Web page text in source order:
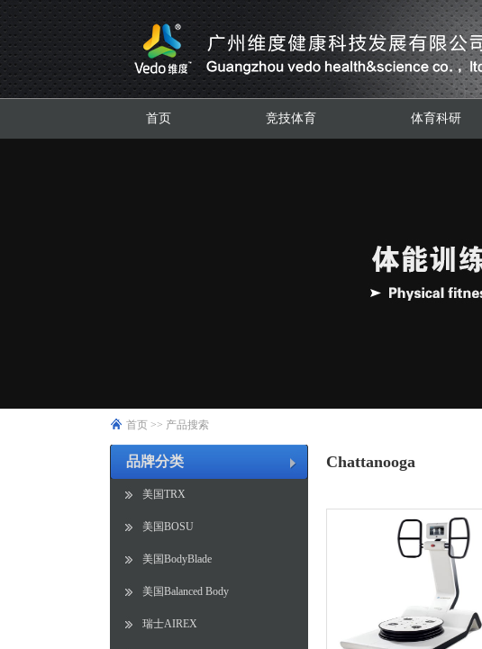
首页 竞技体育 体育科研
首页 >> 产品搜索
品牌分类
美国TRX
美国BOSU
美国BodyBlade
美国Balanced Body
瑞士AIREX
Chattanooga